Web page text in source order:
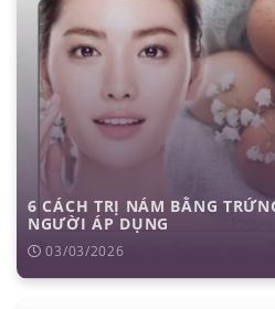
6 CÁCH TRỊ NÁM BẰNG
NGƯỜI ÁP DỤNG
03/03/2026